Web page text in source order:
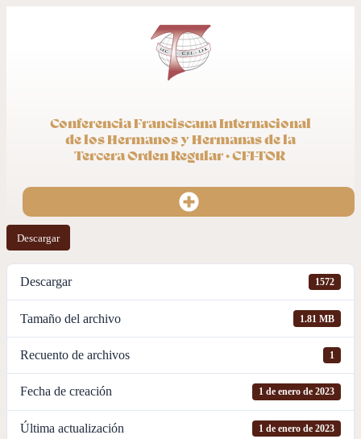
Conferencia Franciscana Internacional
de los Hermanos y Hermanas de la
Tercera Orden Regular · CFI-TOR
Descargar
Descargar 1572
Tamaño del archivo 1.81 MB
Recuento de archivos 1
Fecha de creación 1 de enero de 2023
Última actualización 1 de enero de 2023